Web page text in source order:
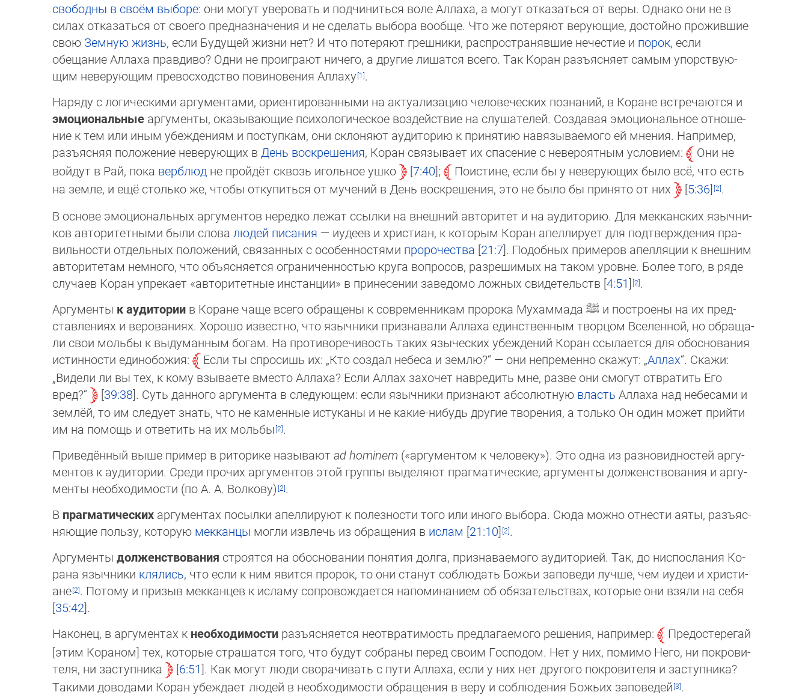
свободны в своём выборе: они могут уверовать и подчиниться воле Аллаха, а могут отказаться от веры. Однако они не в
силах отказаться от своего пред­наз­на­че­ния и не сделать выбора вообще. Что же потеряют верующие, достойно про­жив­шие
свою Земную жизнь, если Будущей жизни нет? И что потеряют грешники, распространявшие нечестие и порок, если
обещание Аллаха правдиво? Одни не проиграют ничего, а другие лишатся всего. Так Коран разъясняет самым упор­ст­вую­
щим неверующим превосходство повиновения Аллаху
.
Наряду с логическими аргументами, ориентированными на актуализацию человеческих познаний, в Коране встречаются и
эмо­ци­о­наль­ные аргументы, оказывающие психологическое воздействие на слушателей. Создавая эмоциональное от­но­ше­
ние к тем или иным убеждениям и поступкам, они склоняют аудиторию к принятию навязываемого ей мнения. Напри­мер,
разъясняя положение не­ве­ру­ю­щих в День воскрешения, Коран связывает их спасение с невероятным условием:
Они не
войдут в Рай, пока верблюд не пройдёт сквозь игольное ушко 7:40 ;
Поистине, если бы у неверующих было всё, что есть
на земле, и ещё столько же, чтобы откупиться от мучений в День воскрешения, это не было бы принято от них
5:36
.
В основе эмоциональных аргументов нередко лежат ссылки на внешний авторитет и на аудиторию. Для мекканских языч­ни­
ков авто­ри­тет­ными были слова людей писания — иудеев и христиан, к которым Коран апеллирует для подтвержде­ния пра­
вильности отдельных положений, связанных с особенностями пророчества [21:7]. Подобных примеров апелляции к внеш­ним
авторитетам немного, что объ­яс­ня­ет­ся ограниченностью круга вопросов, разрешимых на таком уровне. Более того, в ряде
случаев Коран упрекает «авторитетные ин­стан­ции» в принесении заведомо ложных свидетельств [4:51]
.
Аргументы к аудитории в Коране чаще всего обращены к современникам пророка Мухаммада ﷺ и построены на их пред­
став­лениях и верованиях. Хорошо известно, что язычники признавали Аллаха единственным творцом Вселенной, но об­ра­ща­
ли свои мольбы к вы­ду­ман­ным богам. На противоречивость таких языческих убеждений Коран ссылается для обо­сно­вания
истинности единобожия:
Если ты спросишь их: „Кто создал небеса и землю?“ — они непременно скажут: „Аллах“. Ска­жи:
„Видели ли вы тех, к кому взываете вместо Аллаха? Если Аллах захочет навредить мне, разве они смогут отвратить Его
вред?“
39:38 . Суть данного аргумента в сле­ду­ю­щем: если язычники признают абсолютную власть Аллаха над не­бе­са­ми и
землёй, то им следует знать, что не каменные ис­ту­ка­ны и не какие-нибудь другие творения, а только Он один мо­жет прийти
им на помощь и ответить на их мольбы
.
Приведённый выше пример в риторике называют ad hominem («аргументом к человеку»). Это одна из разновидностей ар­гу­
мен­тов к аудитории. Среди прочих аргументов этой группы выделяют прагматические, аргументы долженствования и ар­гу­
мен­ты необходи­мос­ти (по А. А. Волкову)
.
В прагматических аргументах посылки апеллируют к полезности того или иного выбора. Сюда можно отнести аяты, разъ­яс­
няющие пользу, которую мекканцы могли извлечь из обращения в ислам [21:10]
.
Аргументы долженствования строятся на обосновании понятия долга, признаваемого аудиторией. Так, до ниспослания Ко­
ра­на языч­ни­ки клялись, что если к ним явится пророк, то они станут соблюдать Божьи заповеди лучше, чем иудеи и хрис­ти­
ане . Потому и при­зыв мекканцев к исламу сопровождается напоминанием об обязательствах, которые они взяли на се­бя
[35:42].
Наконец, в аргументах к необходимости разъясняется неотвратимость предлагаемого решения, например:
Предостерегай
[этим Кораном] тех, которые страшатся того, что будут собраны перед своим Господом. Нет у них, помимо Него, ни по­кро­ви­
теля, ни заступника
6:51 . Как могут люди сворачивать с пути Аллаха, если у них нет другого покровителя и заступни­ка?
Та­кими доводами Коран убеждает людей в необходимости обращения в веру и соблюдения Божьих запове­дей
.